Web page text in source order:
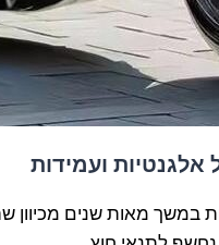
ועמידות
במשך מאות שנים מכיוון